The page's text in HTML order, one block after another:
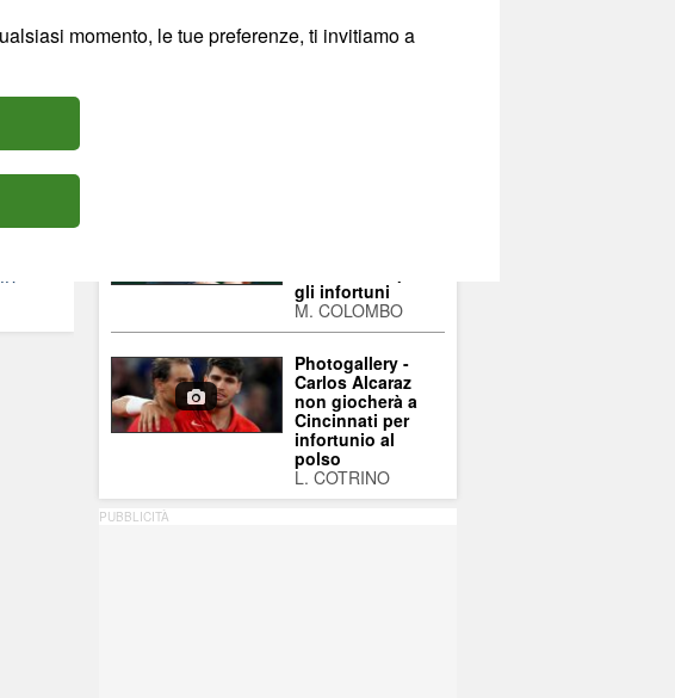
gli infortuni
M. COLOMBO
Photogallery -
Carlos Alcaraz
non giocherà a
Cincinnati per
infortunio al
polso
L. COTRINO
PUBBLICITÀ
momento, le tue preferenze, ti invitiamo a